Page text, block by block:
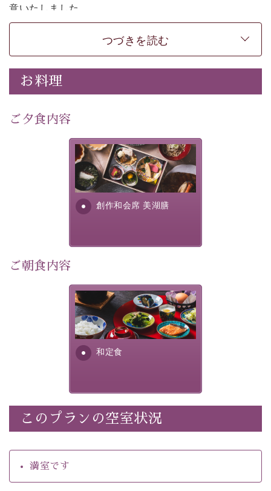
意いたしました。
当館の「車椅子で入れるバリアフリー貸切温泉」を60分
無料でご利用いただけます。
湯船の床が昇降式になっている為、専用の車椅子に乗っ
たまま温泉のご入浴をお愉しみいただけます。
※こちらのプランは車椅子利用のお客様及びそのお連れ
※ご入浴にはお連れ様の付き添いが必要です。
※当館には段差などを無くし、電動ベッドを備えたユニ
バーサルデザインタイプの客室「美湖の雫 露天風呂付き
客室」のご用意もございます。
※その他のお部屋でもこちらのプランをご利用いただけ
ますが、ユニバーサルデザインタイプ以外の客室には段
差などがあることをご了承の上、ご予約ください。
す。予めご了承ください。
※こちらのプランの販売期間は宿泊日の1週間前までで
-----------【安心への取り組み】----------
個室料亭、貸切風呂のご利用が可能な上、 安心安全にご
滞在いただけるよう
----------------------------------------------
■内容&特典■
・朝夕個室料亭で個室食
・館内着をご用意
・就寝用パジャマをご用意
つづきを読む
お料理
ご夕食内容
創作和会席 美湖膳
美湖膳とは諏訪の地で特別を
提供する為に料理長・神原 裕
明が考え出した創作和会席で
す。美しい諏訪湖の幸...
ご朝食内容
和定食
さっぱりとした和食膳に使わ
れる食材は、諏訪の名産品を
ふんだんに取り入れ、安心・
安全を心掛けた長野県産...
このプランの空室状況
満室です